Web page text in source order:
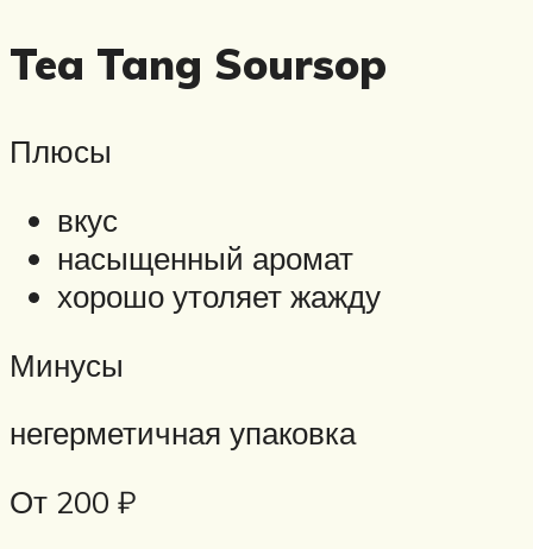
Tea Tang Soursop
Плюсы
вкус
насыщенный аромат
хорошо утоляет жажду
Минусы
негерметичная упаковка
От 200 ₽